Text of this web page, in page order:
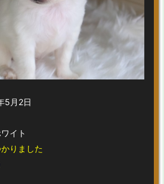
5月2日
イト
りました